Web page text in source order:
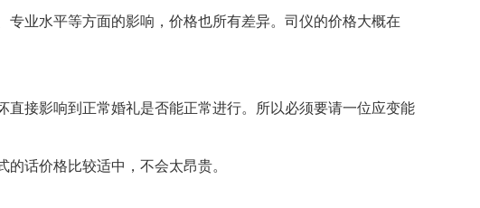
业水平等方面的影响，价格也所有差异。司仪的价格大概在
接影响到正常婚礼是否能正常进行。所以必须要请一位应变能
话价格比较适中，不会太昂贵。